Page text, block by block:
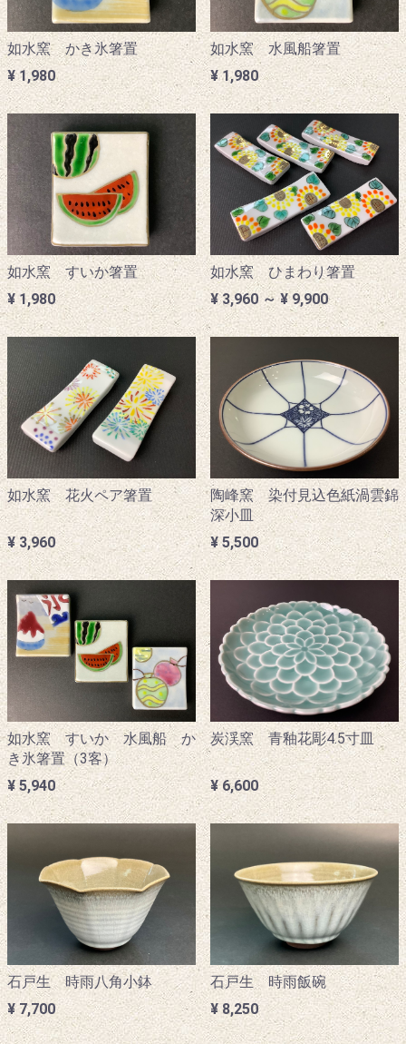
如水窯 かき氷箸置
¥ 1,980
如水窯 水風船箸置
¥ 1,980
如水窯 すいか箸置
¥ 1,980
如水窯 ひまわり箸置
¥ 3,960 ～ ¥ 9,900
如水窯 花火ペア箸置
¥ 3,960
陶峰窯 染付見込色紙渦雲錦
深小皿
¥ 5,500
如水窯 すいか 水風船 か
き氷箸置（3客）
¥ 5,940
炭渓窯 青釉花彫4.5寸皿
¥ 6,600
石戸生 時雨八角小鉢
¥ 7,700
石戸生 時雨飯碗
¥ 8,250